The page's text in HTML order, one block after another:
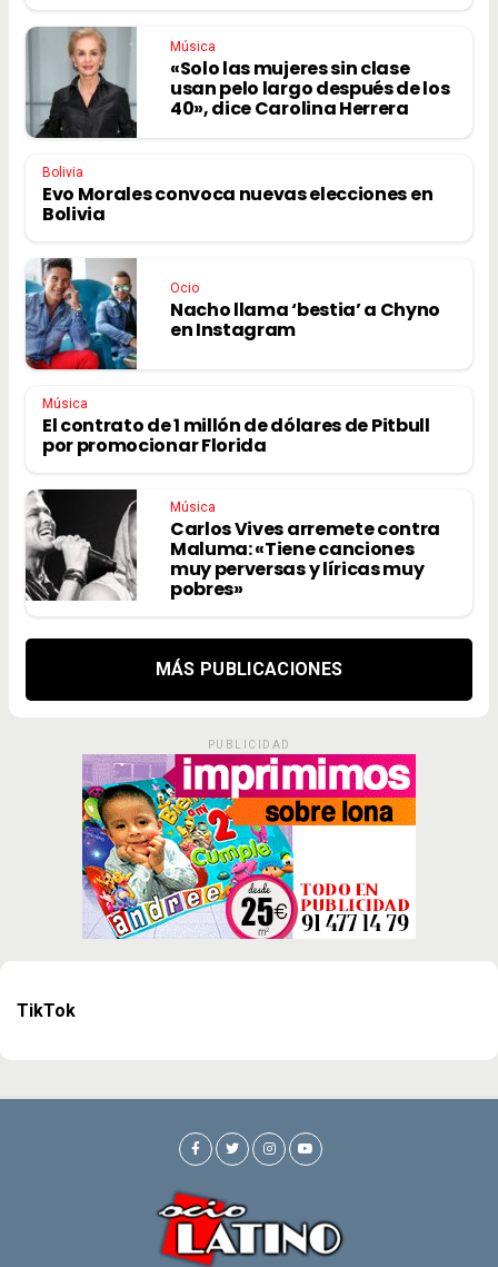
Música
«Solo las mujeres sin clase
usan pelo largo después de los
40», dice Carolina Herrera
Bolivia
Evo Morales convoca nuevas elecciones en
Bolivia
Ocio
Nacho llama ‘bestia’ a Chyno
en Instagram
Música
El contrato de 1 millón de dólares de Pitbull
por promocionar Florida
Música
Carlos Vives arremete contra
Maluma: «Tiene canciones
muy perversas y líricas muy
pobres»
MÁS PUBLICACIONES
PUBLICIDAD
TikTok